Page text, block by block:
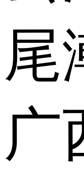
尾
广